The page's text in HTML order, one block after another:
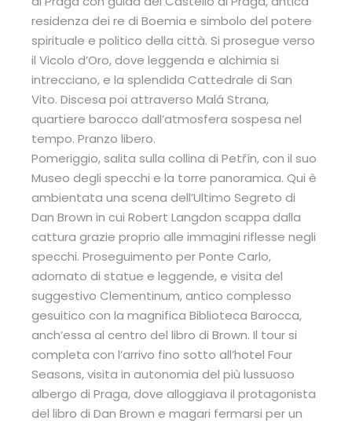
residenza dei re di Boemia e simbolo del potere
spirituale e politico della città. Si prosegue verso
il Vicolo d’Oro, dove leggenda e alchimia si
intrecciano, e la splendida Cattedrale di San
Vito. Discesa poi attraverso Malá Strana,
quartiere barocco dall’atmosfera sospesa nel
tempo. Pranzo libero.
Pomeriggio, salita sulla collina di Petřín, con il suo
Museo degli specchi e la torre panoramica. Qui è
ambientata una scena dell’Ultimo Segreto di
Dan Brown in cui Robert Langdon scappa dalla
cattura grazie proprio alle immagini riflesse negli
specchi. Proseguimento per Ponte Carlo,
adornato di statue e leggende, e visita del
suggestivo Clementinum, antico complesso
gesuitico con la magnifica Biblioteca Barocca,
anch’essa al centro del libro di Brown. Il tour si
completa con l’arrivo fino sotto all’hotel Four
Seasons, visita in autonomia del più lussuoso
albergo di Praga, dove alloggiava il protagonista
del libro di Dan Brown e magari fermarsi per un